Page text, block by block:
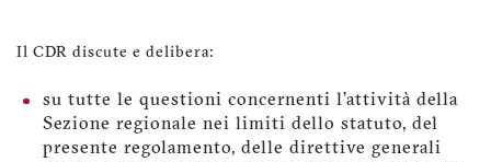
Il CDR discute e delibera:
su tutte le questioni concernenti l’attività della
Sezione regionale nei limiti dello statuto, del
presente regolamento, delle direttive generali